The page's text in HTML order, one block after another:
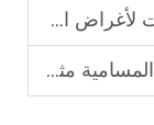
الأحياء المائية؟
عالية الكفاءة؟